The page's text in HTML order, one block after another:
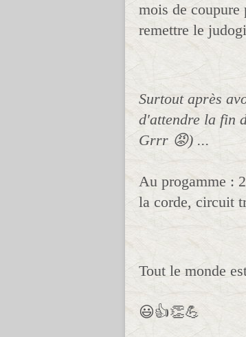
mois de
remettre le
Surtout après
d'attendre la fin
Grrr 😡) ...
Au progamme :
la corde, circuit
Tout le monde
😃👍👏💪